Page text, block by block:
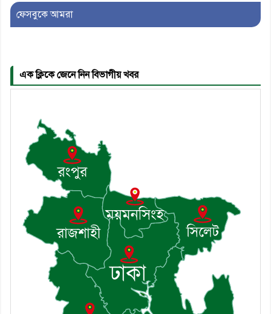
৫। জেলা পুলিশ সুপার থেকে সম্মাননা
৭। দাউদকান্দিতে মুচি সম্প্রদায়ের
খোঁজখবর নিলেন ড. খন্দকার মারুফ
হোসেন
৮। মেঘনায় আইন-শৃঙ্খলা কমিটির
মাসিক সভা অনুষ্ঠিত
৯। জাতীয় নেতা ড. খন্দকার
মোশাররফ হোসেনের মূল্যায়ন কোথায়
এবং একটি বিশ্লেষণ
ফেসবুকে আমরা
এক ক্লিকে জেনে নিন বিভাগীয় খবর